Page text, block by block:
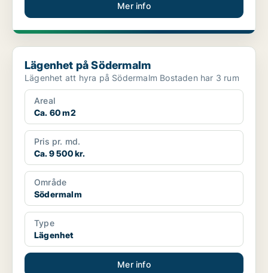
Mer info
Lägenhet på Södermalm
Lägenhet på Södermalm
Lägenhet att hyra på Södermalm Bostaden har 3 rum
Areal
Ca. 60 m2
Pris pr. md.
Ca. 9 500 kr.
Område
Södermalm
Type
Lägenhet
Mer info